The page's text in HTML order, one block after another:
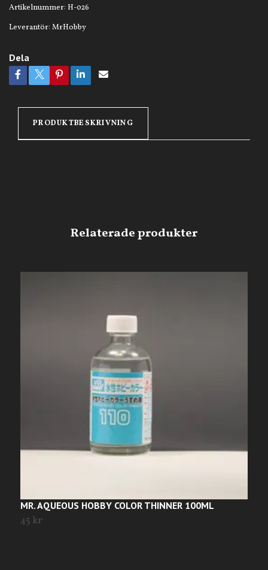
Artikelnummer: H-026
Leverantör: MrHobby
Dela
PRODUKTBESKRIVNING
MR. AQUEOUS HOBBY COLOR THINNER 100ML
45 kr